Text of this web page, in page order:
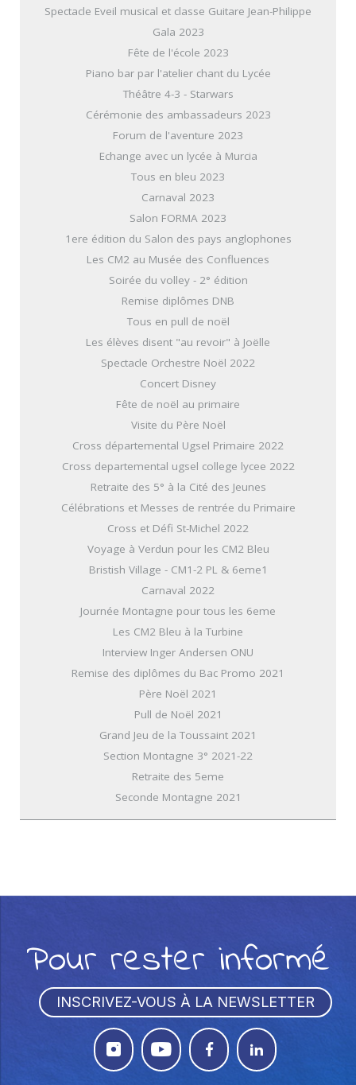
Spectacle Eveil musical et classe Guitare Jean-Philippe
Gala 2023
Fête de l'école 2023
Piano bar par l'atelier chant du Lycée
Théâtre 4-3 - Starwars
Cérémonie des ambassadeurs 2023
Forum de l'aventure 2023
Echange avec un lycée à Murcia
Tous en bleu 2023
Carnaval 2023
Salon FORMA 2023
1ere édition du Salon des pays anglophones
Les CM2 au Musée des Confluences
Soirée du volley - 2° édition
Remise diplômes DNB
Tous en pull de noël
Les élèves disent "au revoir" à Joëlle
Spectacle Orchestre Noël 2022
Concert Disney
Fête de noël au primaire
Visite du Père Noël
Cross départemental Ugsel Primaire 2022
Cross departemental ugsel college lycee 2022
Retraite des 5° à la Cité des Jeunes
Célébrations et Messes de rentrée du Primaire
Cross et Défi St-Michel 2022
Voyage à Verdun pour les CM2 Bleu
Bristish Village - CM1-2 PL & 6eme1
Carnaval 2022
Journée Montagne pour tous les 6eme
Les CM2 Bleu à la Turbine
Interview Inger Andersen ONU
Remise des diplômes du Bac Promo 2021
Père Noël 2021
Pull de Noël 2021
Grand Jeu de la Toussaint 2021
Section Montagne 3° 2021-22
Retraite des 5eme
Seconde Montagne 2021
Pour rester informé
INSCRIVEZ-VOUS À LA NEWSLETTER
   